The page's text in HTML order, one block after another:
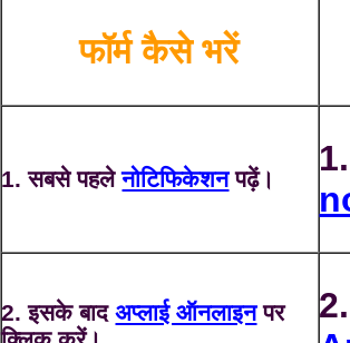
फॉर्म कैसे भरें
1. सबसे पहलेनोटिफिकेशनपढ़ें।
2. इसके बादअप्लाई ऑनलाइनपर